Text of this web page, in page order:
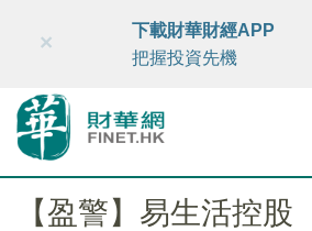
財華智庫網 FINTV FINMETA
×
下載財華財經APP
把握投資先機
【盈警】易生活控股